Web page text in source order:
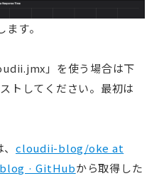
す。
」を使う場合は下
トしてください。最初は
cloudii-blog/oke at
· GitHubから取得した